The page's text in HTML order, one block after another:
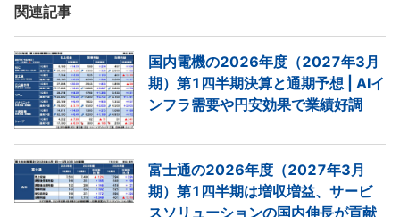
関連記事
国内電機の2026年度（2027年3月
期）第1四半期決算と通期予想 | AIイ
ンフラ需要や円安効果で業績好調
富士通の2026年度（2027年3月
期）第1四半期は増収増益、サービ
スソリューションの国内伸長が貢献